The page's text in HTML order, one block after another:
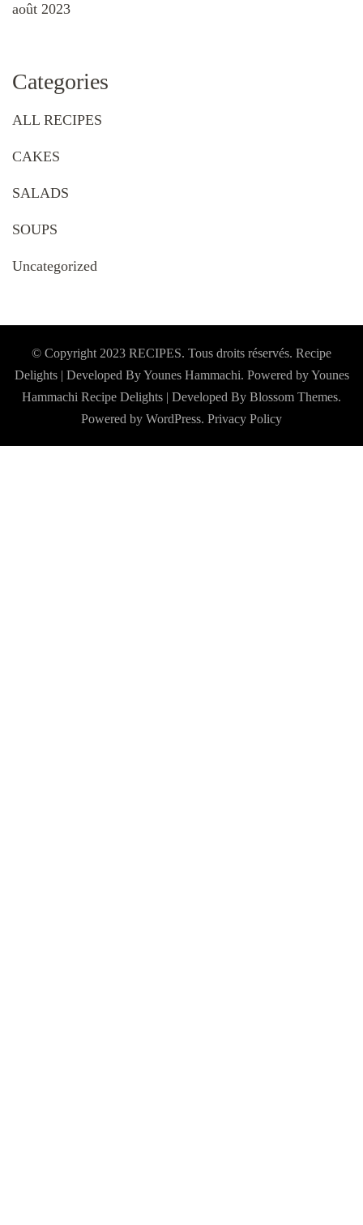
août 2023
Categories
ALL RECIPES
CAKES
SALADS
SOUPS
Uncategorized
© Copyright 2023 RECIPES. Tous droits réservés. Recipe
Delights | Developed By Younes Hammachi. Powered by Younes
Hammachi Recipe Delights | Developed By Blossom Themes.
Powered by WordPress. Privacy Policy